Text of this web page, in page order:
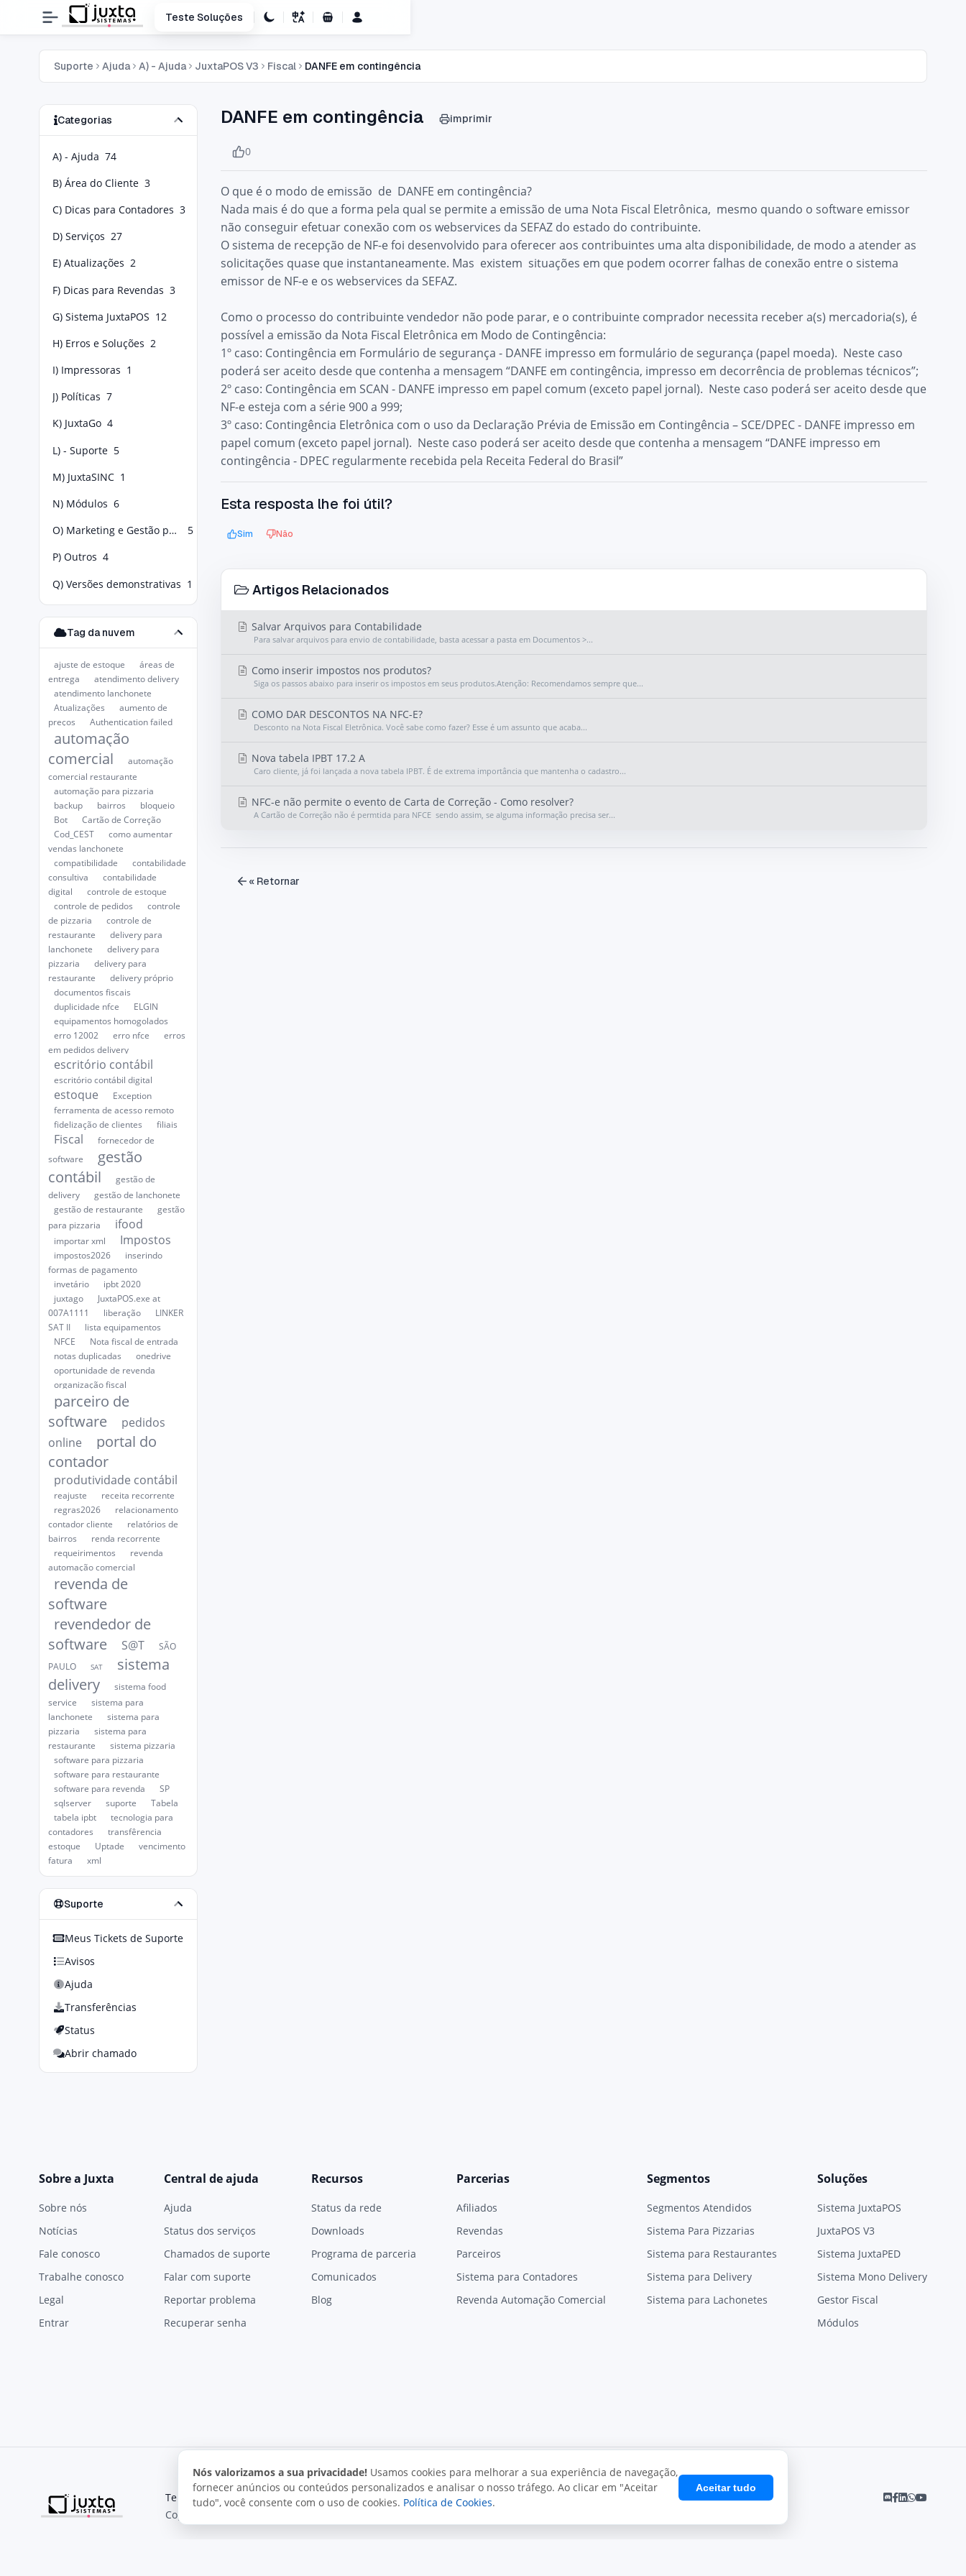
Teste Soluções
Carrinho de Compras
Suporte Ajuda A) - Ajuda JuxtaPOS V3 Fiscal DANFE em contingência
Categorias
A) - Ajuda 74
B) Área do Cliente 3
C) Dicas para Contadores 3
D) Serviços 27
E) Atualizações 2
F) Dicas para Revendas 3
G) Sistema JuxtaPOS 12
H) Erros e Soluções 2
I) Impressoras 1
J) Políticas 7
K) JuxtaGo 4
L) - Suporte 5
M) JuxtaSINC 1
N) Módulos 6
O) Marketing e Gestão para Food Service
5
P) Outros 4
Q) Versões demonstrativas 1
Tag da nuvem
ajuste de estoque
áreas de
entrega
atendimento delivery
atendimento lanchonete
Atualizações
aumento de
preços
Authentication failed
automação
comercial
automação
comercial restaurante
automação para pizzaria
backup
bairros
bloqueio
Bot
Cartão de Correção
Cod_CEST
como aumentar
vendas lanchonete
compatibilidade
contabilidade
consultiva
contabilidade
digital
controle de estoque
controle de pedidos
controle
de pizzaria
controle de
restaurante
delivery para
lanchonete
delivery para
pizzaria
delivery para
restaurante
delivery próprio
documentos fiscais
duplicidade nfce
ELGIN
equipamentos homogolados
erro 12002
erro nfce
erros
em pedidos delivery
escritório contábil
escritório contábil digital
estoque
Exception
ferramenta de acesso remoto
fidelização de clientes
filiais
Fiscal
fornecedor de
software
gestão
contábil
gestão de
delivery
gestão de lanchonete
gestão de restaurante
gestão
para pizzaria
ifood
importar xml Impostos
impostos2026
inserindo
formas de pagamento
invetário
ipbt 2020
juxtago
JuxtaPOS.exe at
007A1111
liberação
LINKER
SAT II
lista equipamentos
NFCE
Nota fiscal de entrada
notas duplicadas
onedrive
oportunidade de revenda
organização fiscal
parceiro de
software
pedidos
online
portal do
contador
produtividade contábil
reajuste
receita recorrente
regras2026
relacionamento
contador cliente
relatórios de
bairros
renda recorrente
requeirimentos
revenda
automação comercial
revenda de
software
revendedor de
software
S@T
SÃO
PAULO
SAT
sistema
delivery
sistema food
service
sistema para
lanchonete
sistema para
pizzaria
sistema para
restaurante
sistema pizzaria
software para pizzaria
software para restaurante
software para revenda
SP
sqlserver
suporte
Tabela
tabela ipbt
tecnologia para
contadores
transfêrencia
estoque
Uptade
vencimento
fatura
xml
Suporte
Meus Tickets de Suporte
Avisos
Ajuda
Transferências
Status
Abrir chamado
DANFE em contingência imprimir
0
O que é o modo de emissão de DANFE em contingência?
Nada mais é do que a forma pela qual se permite a emissão de uma Nota Fiscal Eletrônica, mesmo quando o software emissor
não conseguir efetuar conexão com os webservices da SEFAZ do estado do contribuinte.
O sistema de recepção de NF-e foi desenvolvido para oferecer aos contribuintes uma alta disponibilidade, de modo a atender as
solicitações quase que instantaneamente. Mas existem situações em que podem ocorrer falhas de conexão entre o sistema
emissor de NF-e e os webservices da SEFAZ.
Como o processo do contribuinte vendedor não pode parar, e o contribuinte comprador necessita receber a(s) mercadoria(s), é
possível a emissão da Nota Fiscal Eletrônica em Modo de Contingência:
1º caso: Contingência em Formulário de segurança - DANFE impresso em formulário de segurança (papel moeda). Neste caso
poderá ser aceito desde que contenha a mensagem “DANFE em contingência, impresso em decorrência de problemas técnicos”;
2º caso: Contingência em SCAN - DANFE impresso em papel comum (exceto papel jornal). Neste caso poderá ser aceito desde que
NF-e esteja com a série 900 a 999;
3º caso: Contingência Eletrônica com o uso da Declaração Prévia de Emissão em Contingência – SCE/DPEC - DANFE impresso em
papel comum (exceto papel jornal). Neste caso poderá ser aceito desde que contenha a mensagem “DANFE impresso em
contingência - DPEC regularmente recebida pela Receita Federal do Brasil”
Esta resposta lhe foi útil?
Sim Não
Artigos Relacionados
Salvar Arquivos para Contabilidade
Para salvar arquivos para envio de contabilidade, basta acessar a pasta em Documentos >...
Como inserir impostos nos produtos?
Siga os passos abaixo para inserir os impostos em seus produtos.Atenção: Recomendamos sempre que...
COMO DAR DESCONTOS NA NFC-E?
Desconto na Nota Fiscal Eletrônica. Você sabe como fazer? Esse é um assunto que acaba...
Nova tabela IPBT 17.2 A
Caro cliente, já foi lançada a nova tabela IPBT. É de extrema importância que mantenha o cadastro...
NFC-e não permite o evento de Carta de Correção - Como resolver?
A Cartão de Correção não é permtida para NFCE sendo assim, se alguma informação precisa ser...
« Retornar
Sobre a Juxta
Sobre nós
Notícias
Fale conosco
Trabalhe conosco
Legal
Entrar
Central de ajuda
Ajuda
Status dos serviços
Chamados de suporte
Falar com suporte
Reportar problema
Recuperar senha
Recursos
Status da rede
Downloads
Programa de parceria
Comunicados
Blog
Parcerias
Afiliados
Revendas
Parceiros
Sistema para Contadores
Revenda Automação Comercial
Segmentos
Segmentos Atendidos
Sistema Para Pizzarias
Sistema para Restaurantes
Sistema para Delivery
Sistema para Lachonetes
Soluções
Sistema JuxtaPOS
JuxtaPOS V3
Sistema JuxtaPED
Sistema Mono Delivery
Gestor Fiscal
Módulos
Nós valorizamos a sua privacidade! Usamos cookies para melhorar a sua experiência de navegação,
fornecer anúncios ou conteúdos personalizados e analisar o nosso tráfego. Ao clicar em "Aceitar
tudo", você consente com o uso de cookies. Política de Cookies.
Aceitar tudo
Termos de uso Política de privacidade Uso aceitável
Direitos autorais
Copyright © 2026, Juxta Sistemas. Todos os direitos reservados.